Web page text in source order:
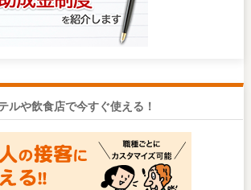
ルや飲食店で今すぐ使える！